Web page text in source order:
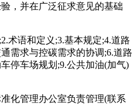
，并在广泛征求意见的基础
术语和定义;3.基本规定;4.道路
需求与控碳需求的协调;6.道路
停车场规划;9.公共加油(加气)
化管理办公室负责管理(联系